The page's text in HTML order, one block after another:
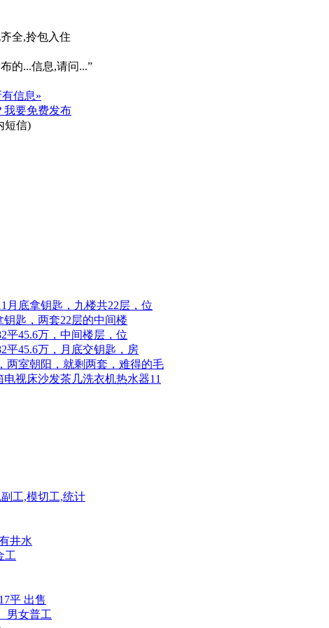
全,拎包入住
的...信息,请问...”
信息»
我要免费发布
短信)
月底拿钥匙，九楼共22层，位
钥匙，两套22层的中间楼
平45.6万，中间楼层，位
平45.6万，月底交钥匙，房
两室朝阳，就剩两套，难得的毛
视床沙发茶几洗衣机热水器11
工,模切工,统计
井水
工
平 出售
男女普工